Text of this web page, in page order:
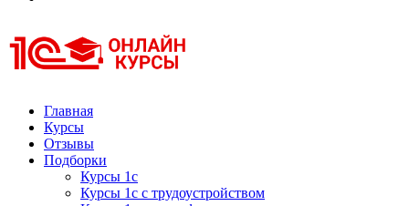
Курсы 1С
Курсы 1С официальная сертификация
Главная
Курсы
Отзывы
Подборки
Курсы 1с
Курсы 1с с трудоустройством